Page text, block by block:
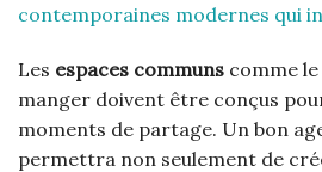
contemporaines modernes qui
Les espaces communs comme
manger doivent être conçus
moments de partage. Un bon
permettra non seulement de